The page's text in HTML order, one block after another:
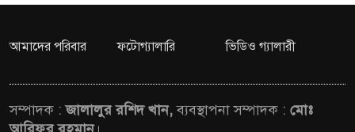
আমাদের পরিবার ফটোগ্যালারি ভিডিও গ্যালারী
সম্পাদক :জালালুর রশিদ খান,ব্যবস্থাপনা সম্পাদক : মোঃ